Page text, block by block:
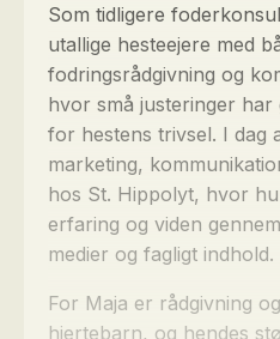
Som tidligere
utallige hesteejere med
fodringsrådgivning og
hvor små justeringer
for hestens trivsel. I dag
marketing,
hos St. Hippolyt, hvor
erfaring og viden
medier og fagligt indhold.
For Maja er rådgivning
hjertebarn, og hendes